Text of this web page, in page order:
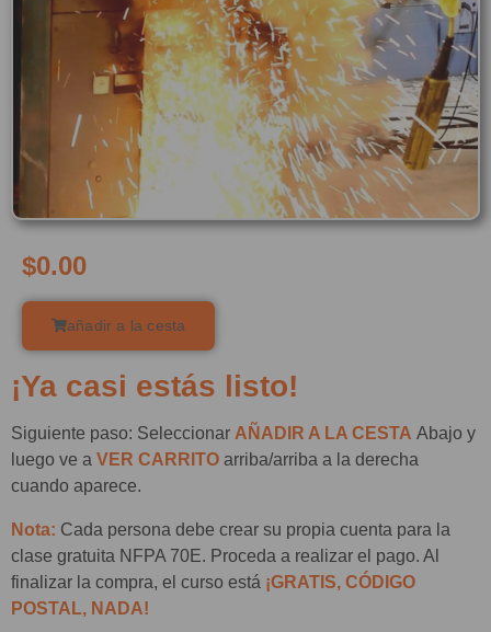
$0.00
añadir a la cesta
¡Ya casi estás listo!
Siguiente paso: Seleccionar AÑADIR A LA CESTA Abajo y
luego ve a VER CARRITO arriba/arriba a la derecha
cuando aparece.
Nota: Cada persona debe crear su propia cuenta para la
clase gratuita NFPA 70E. Proceda a realizar el pago. Al
finalizar la compra, el curso está ¡GRATIS, CÓDIGO
POSTAL, NADA!